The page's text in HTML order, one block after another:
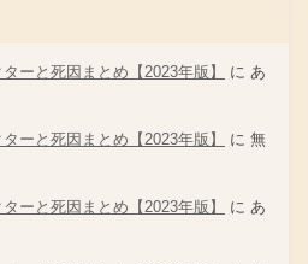
ーと死因まとめ【2023年版】 に あ
ーと死因まとめ【2023年版】 に 無
ーと死因まとめ【2023年版】 に あ